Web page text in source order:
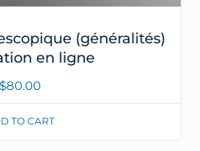
(généralités)
en ligne
$80.00
TO CART